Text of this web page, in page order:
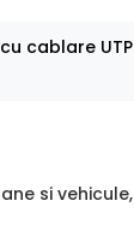
cablare UTP
si vehicule,